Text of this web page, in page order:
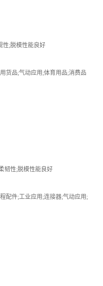
性;脱模性能良好
货品;气动应用;体育用品;消费品
韧性;脱模性能良好
配件;工业应用;连接器;气动应用;